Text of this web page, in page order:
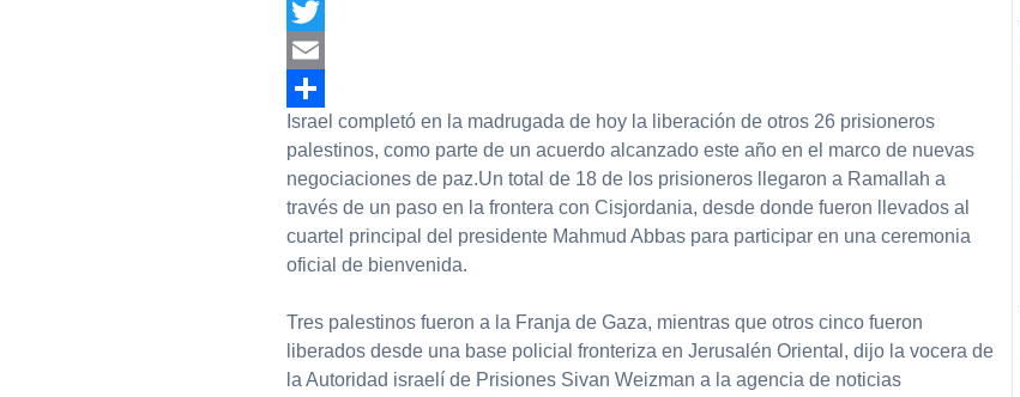
Facebook
Twitter
Email
Compartir
Israel completó en la madrugada de hoy la liberación de otros 26 prisioneros
palestinos, como parte de un acuerdo alcanzado este año en el marco de nuevas
negociaciones de paz.Un total de 18 de los prisioneros llegaron a Ramallah a
través de un paso en la frontera con Cisjordania, desde donde fueron llevados al
cuartel principal del presidente Mahmud Abbas para participar en una ceremonia
oficial de bienvenida.
Tres palestinos fueron a la Franja de Gaza, mientras que otros cinco fueron
liberados desde una base policial fronteriza en Jerusalén Oriental, dijo la vocera de
la Autoridad israelí de Prisiones Sivan Weizman a la agencia de noticias